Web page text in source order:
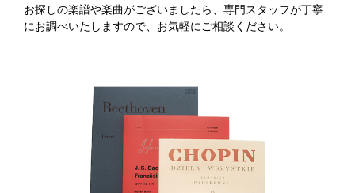
お探しの楽譜や楽曲がございましたら、専門スタッフが丁寧
にお調べいたしますので、お気軽にご相談ください。